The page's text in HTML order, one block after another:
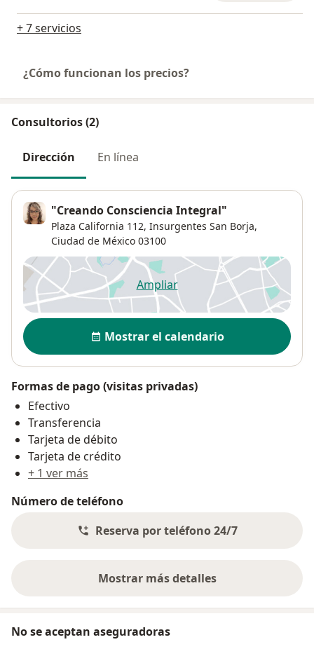
+ 7 servicios
¿Cómo funcionan los precios?
Consultorios (2)
Dirección En línea
"Creando Consciencia Integral"
Plaza California 112, Insurgentes San Borja,
Ciudad de México 03100
Ampliarse abre en una nueva
Disponibilidad
Mostrar el calendario
Formas de pago (visitas privadas)
Efectivo
Transferencia
Tarjeta de débito
Tarjeta de crédito
+ 1 ver más
Número de teléfono
Reserva por teléfono 24/7
Mostrar más detalles
sobre la dirección
No se aceptan aseguradoras